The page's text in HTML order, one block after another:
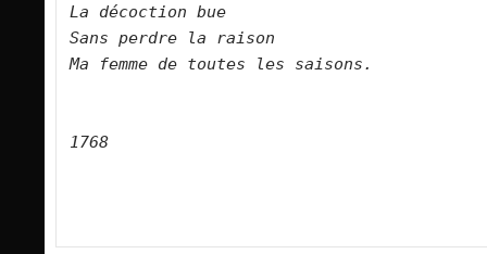
La décoction bue
Sans perdre la raison
Ma femme de toutes les saisons.
1768